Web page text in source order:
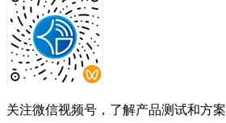
关注微信视频号，了解产品测试和方